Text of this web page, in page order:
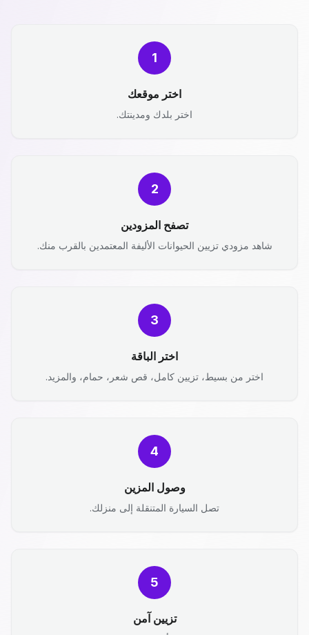
1
اختر موقعك
اختر بلدك ومدينتك.
2
تصفح المزودين
شاهد مزودي تزيين الحيوانات الأليفة المعتمدين بالقرب منك.
3
اختر الباقة
اختر من بسيط، تزيين كامل، قص شعر، حمام، والمزيد.
4
وصول المزين
تصل السيارة المتنقلة إلى منزلك.
5
تزيين آمن